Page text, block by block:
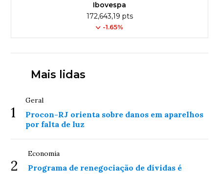
Ibovespa
172,643,19 pts
-1.65%
Mais lidas
1
Geral
Procon-RJ orienta sobre danos em aparelhos
por falta de luz
2
Economia
Programa de renegociação de dívidas é